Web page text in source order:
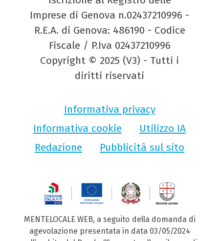
Imprese di Genova n.02437210996 -
R.E.A. di Genova: 486190 - Codice
Fiscale / P.Iva 02437210996
Copyright © 2025 (V3) - Tutti i
diritti riservati
Informativa privacy
Informativa cookie
Utilizzo IA
Redazione
Pubblicità sul sito
MENTELOCALE WEB, a seguito della domanda di
agevolazione presentata in data 03/05/2024